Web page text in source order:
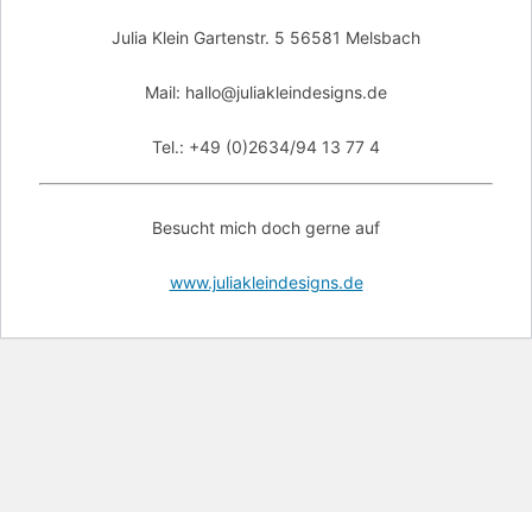
Julia Klein Gartenstr. 5 56581 Melsbach
Mail: hallo@juliakleindesigns.de
Tel.: +49 (0)2634/94 13 77 4
Besucht mich doch gerne auf
www.juliakleindesigns.de